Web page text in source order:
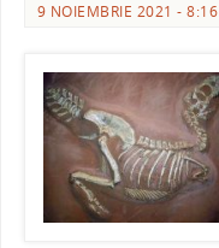
9 NOIEMBRIE 2021 - 8:16